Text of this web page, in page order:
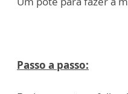
Passo a passo: